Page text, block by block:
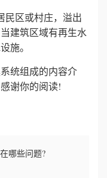
区或村庄，溢出
建筑区域有再生水
施。
统组成的内容介
谢你的阅读!
哪些问题?